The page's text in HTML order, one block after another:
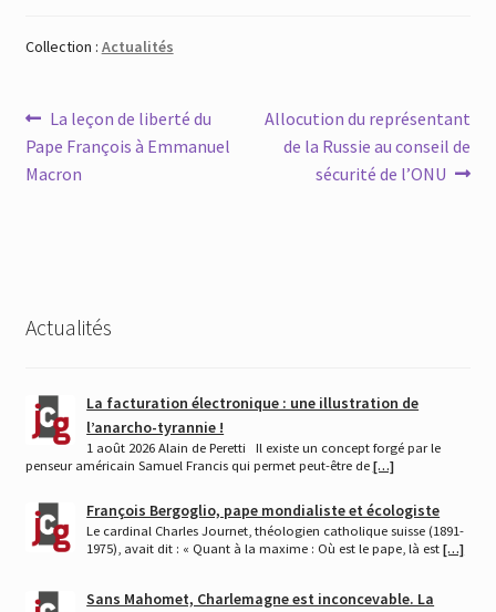
Collection : Actualités
Navigation
de
Article
précédent :
La leçon de liberté du
Pape François à Emmanuel
Macron
Article
suivant :
Allocution du représentant
de la Russie au conseil de
sécurité de l’ONU
Actualités
La facturation électronique : une illustration de
l’anarcho-tyrannie !
1 août 2026 Alain de Peretti Il existe un concept forgé par le
penseur américain Samuel Francis qui permet peut-être de […]
François Bergoglio, pape mondialiste et écologiste
Le cardinal Charles Journet, théologien catholique suisse (1891-
1975), avait dit : « Quant à la maxime : Où est le pape, là est[…]
Sans Mahomet, Charlemagne est inconcevable. La